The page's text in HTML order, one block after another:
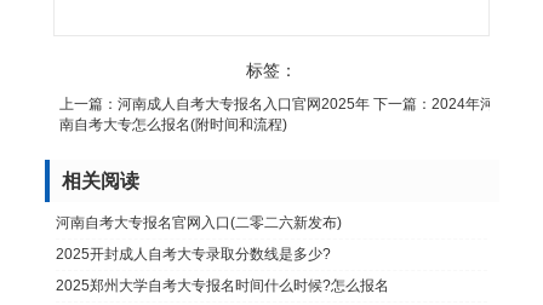
标签：
上一篇： 河南成人自考大专报名入口官网2025年 下一篇： 2024年河
南自考大专怎么报名(附时间和流程)
相关阅读
河南自考大专报名官网入口(二零二六新发布)
2025开封成人自考大专录取分数线是多少?
2025郑州大学自考大专报名时间什么时候?怎么报名